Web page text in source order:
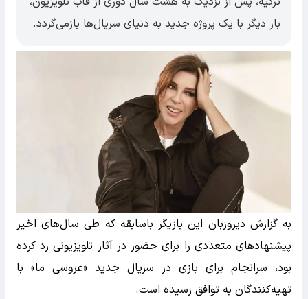
بار دیگر با یک پروژه جدید به دنیای سریال‌ها بازمی‌گردد.
به گزارش دیروزبان این بازیگر باسابقه که طی سال‌های اخیر
پیشنهادهای متعددی را برای حضور در آثار تلویزیونی رد کرده
بود، سرانجام برای بازی در سریال جدید «عروسی ما» با
تهیه‌کنندگان به توافق رسیده است.